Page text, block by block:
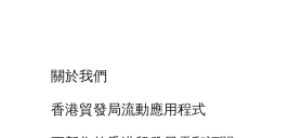
關於我們
香港貿發局流動應用程式